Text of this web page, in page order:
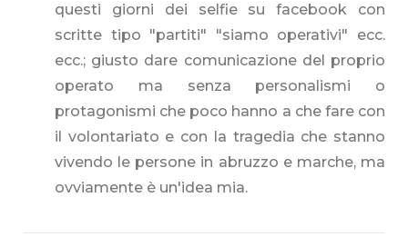
questi giorni dei selfie su facebook con
scritte tipo "partiti" "siamo operativi" ecc.
ecc.; giusto dare comunicazione del proprio
operato ma senza personalismi o
protagonismi che poco hanno a che fare con
il volontariato e con la tragedia che stanno
vivendo le persone in abruzzo e marche, ma
ovviamente è un'idea mia.